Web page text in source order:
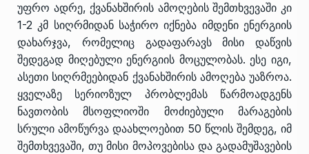
უფრო ადრე, ქვანახშირის ამოღების შემთხვევაში კი
1-2 კმ სიღრმიდან საჭირო იქნება იმდენი ენერგიის
დახარჯვა, რომელიც გადაფარავს მისი დაწვის
შედეგად მიღებული ენერგიის მოცულობას. ესე იგი,
ასეთი სიღრმეებიდან ქვანახშირის ამოღება უაზროა.
ყველაზე სერიოზულ პრობლემას წარმოადგენს
ნავთობის მსოფლიოში მოძიებული მარაგების
სრული ამოწურვა დაახლოებით 50 წლის შემდეგ, იმ
შემთხვევაში, თუ მისი მოპოვებისა და გადამუშავების